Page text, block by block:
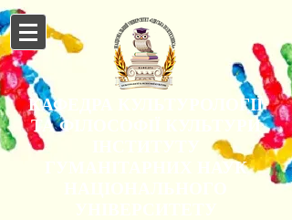
КАФЕДРА КУЛЬТУРОЛОГІЇ
ТА ФІЛОСОФІЇ КУЛЬТУРИ
ГУМАНІТАРНИХ НАУК